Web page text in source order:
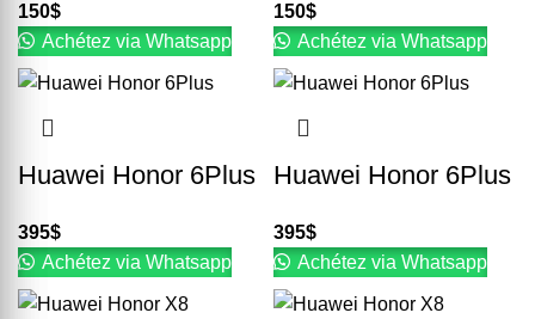
150$
Achétez via Whatsapp
150$
Achétez via Whatsapp
Huawei Honor 6Plus
395$
Achétez via Whatsapp
Huawei Honor 6Plus
395$
Achétez via Whatsapp